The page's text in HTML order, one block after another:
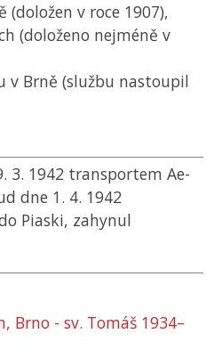
v roce 1907),
(doloženo nejméně v
v Brně (službu nastoupil
3. 1942 transportem Ae-
dne 1. 4. 1942
Piaski, zahynul
Brno - sv. Tomáš 1934–